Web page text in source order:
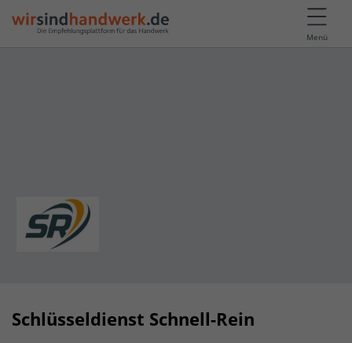
Menü
Schlüsseldienst Schnell-Rein